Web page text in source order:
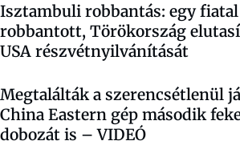
Isztambuli robbantás: egy
robbantott, Törökország
USA részvétnyilvánítását
Megtalálták a szerencsétlenül
China Eastern gép második
dobozát is – VIDEÓ